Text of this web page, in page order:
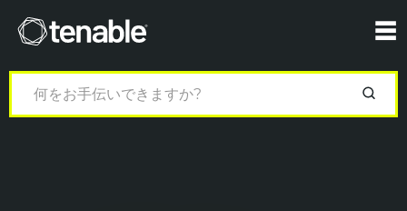
Tenable ☰